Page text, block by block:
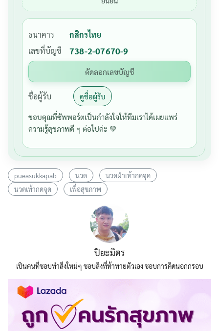
ธนาคาร
กสิกรไทย
เลขที่บัญชี
738-2-07670-9
คัดลอกเลขบัญชี
ชื่อผู้รับ ดูชื่อผู้รับ
ขอบคุณที่ซัพพอร์ตเป็นกำลังใจให้ทีมเราได้เผยแพร่
ความรู้สุขภาพดี ๆ ต่อไปค่ะ 💚
pueasukkapab นวด
นวดฝ่าเท้ากดจุด
นวดเท้ากดจุด
เพื่อสุขภาพ
ปิยะมิตร
เป็นคนที่ชอบทำสิ่งใหม่ๆ ชอบสิ่งที่ท้าทายตัวเอง ชอบการคิดนอกกรอบ